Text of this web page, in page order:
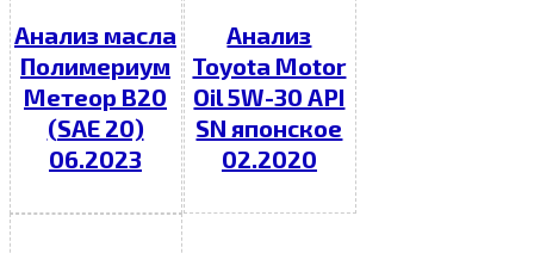
Анализ масла
Полимериум
Метеор В20
(SAE 20)
06.2023
Анализ
Toyota Motor
Oil 5W-30 API
SN японское
02.2020